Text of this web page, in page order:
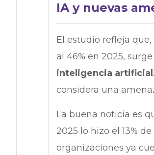
IA y nuevas
El estudio refleja
al 46% en 2025,
inteligencia artificial
considera una
La buena noticia es
2025 lo hizo el 13%
organizaciones ya